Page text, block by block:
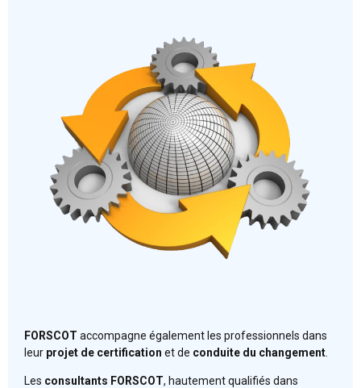
FORSCOT accompagne également les professionnels dans
leur projet de certification et de conduite du changement
Les consultants FORSCOT, hautement qualifiés dans